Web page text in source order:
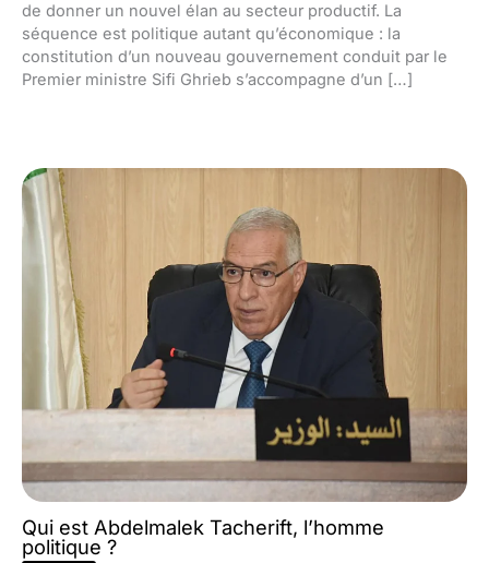
de donner un nouvel élan au secteur productif. La
séquence est politique autant qu’économique : la
constitution d’un nouveau gouvernement conduit par le
Premier ministre Sifi Ghrieb s’accompagne d’un […]
Qui est Abdelmalek Tacherift, l’homme
politique ?